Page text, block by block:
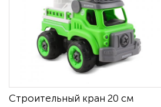
Строительный кран 20 см